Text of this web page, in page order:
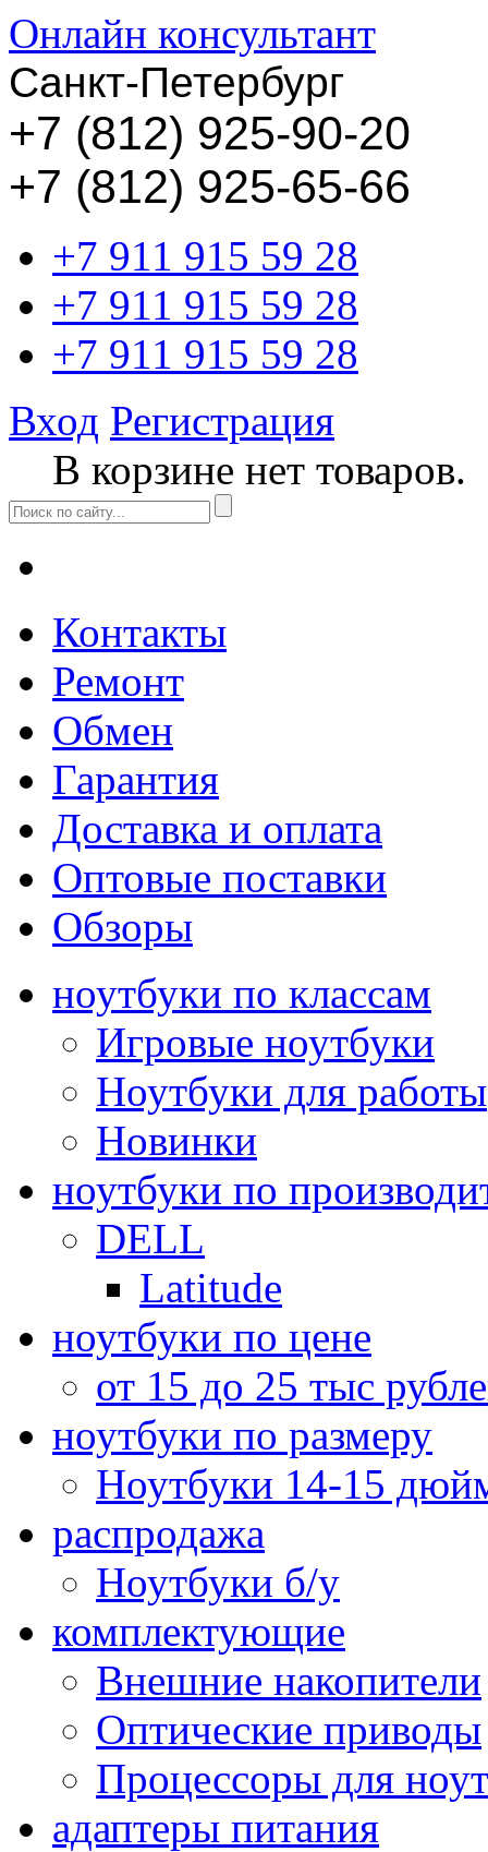
Онлайн консультант
Санкт-Петербург
+7 (812) 925-90-20
+7 (812) 925-65-66
+7 911 915 59 28
+7 911 915 59 28
+7 911 915 59 28
Вход Регистрация
В корзине нет товаров.
Контакты
Ремонт
Обмен
Гарантия
Доставка и оплата
Оптовые поставки
Обзоры
ноутбуки по классам
Игровые ноутбуки
Ноутбуки для работы
Новинки
ноутбуки по
DELL
Latitude
ноутбуки по цене
от 15 до 25 тыс
ноутбуки по размеру
Ноутбуки 14-15
распродажа
Ноутбуки б/у
комплектующие
Внешние накопители
Оптические приводы
Процессоры для
адаптеры питания